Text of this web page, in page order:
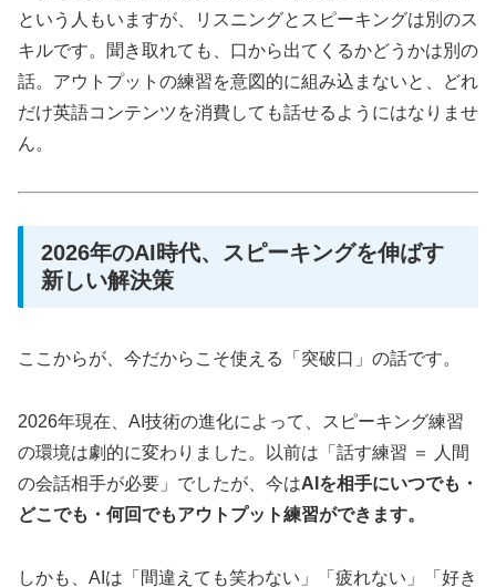
という人もいますが、リスニングとスピーキングは別のス
キルです。聞き取れても、口から出てくるかどうかは別の
話。アウトプットの練習を意図的に組み込まないと、どれ
だけ英語コンテンツを消費しても話せるようにはなりませ
ん。
2026年のAI時代、スピーキングを伸ばす
新しい解決策
ここからが、今だからこそ使える「突破口」の話です。
2026年現在、AI技術の進化によって、スピーキング練習
の環境は劇的に変わりました。以前は「話す練習 ＝ 人間
の会話相手が必要」でしたが、今はAIを相手にいつでも・
どこでも・何回でもアウトプット練習ができます。
しかも、AIは「間違えても笑わない」「疲れない」「好き